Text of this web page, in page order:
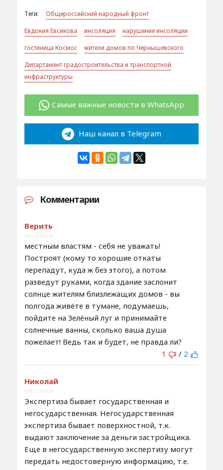
Теги:
Общероссийский народный фронт
Евдокия Евсикова
инсоляция
нарушение инсоляции
гостиница Космос
жители домов по Чернышевского
Департамент градостроительства и транспортной
инфраструктуры
Самые важные новости в WhatsApp
Наш канал в Telegram
Комментарии
Верить
3:23 / 2.4.2024
местным властям - себя не уважать!
Построят (кому то хорошие откаты
перепадут, куда ж без этого), а потом
разведут руками, когда здание заслонит
солнце жителям близлежащих домов - вы
полгода живёте в тумане, подумаешь,
пойдите на Зелёный луг и принимайте
солнечные ванны, сколько ваша душа
пожелает! Ведь так и будет, не правда ли?
1
/ 2
Николай
9:40 / 3.4.2024
Экспертиза бывает государственная и
негосударственная. Негосударственная
экспертиза бывает поверхностной, т.к.
выдают заключение за деньги застройщика.
Еще в негосударственную экспертизу могут
передать недостоверную информацию, т.е.